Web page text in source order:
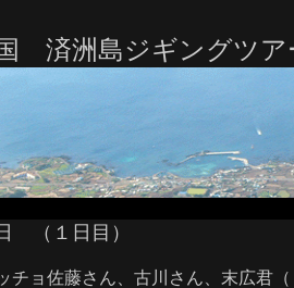
済洲島ジギングツ
（１日目）
チョ佐藤さん、古川さん、末広君